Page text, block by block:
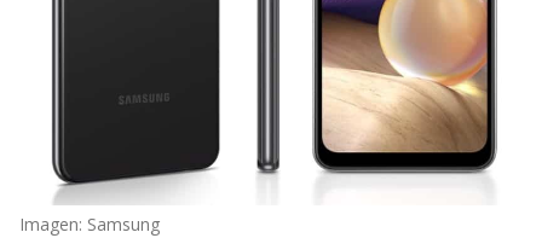
Imagen: Samsung